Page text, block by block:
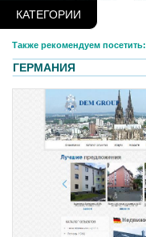
КАТЕГОРИИ
Также рекомендуем посетить:
ГЕРМАНИЯ